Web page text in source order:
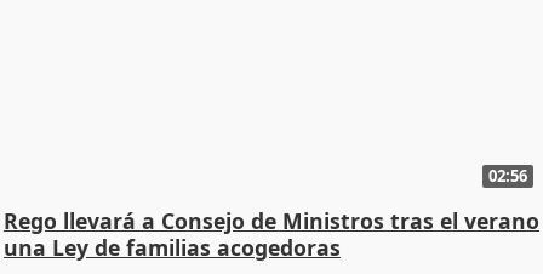
02:56
Rego llevará a Consejo de Ministros tras el verano
una Ley de familias acogedoras